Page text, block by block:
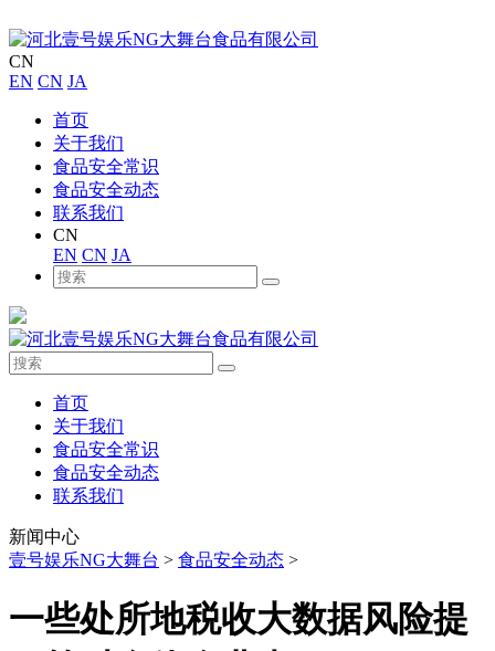
CN
EN CN JA
首页
关于我们
食品安全常识
食品安全动态
联系我们
CN
EN CN JA
首页
关于我们
食品安全常识
食品安全动态
联系我们
新闻中心
壹号娱乐NG大舞台 > 食品安全动态 >
一些处所地税收大数据风险提